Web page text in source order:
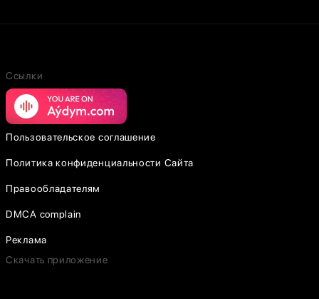
Ссылки
Пользовательское соглашение
Политика конфиденциальности Сайта
Правообладателям
DMCA complain
Реклама
Скачать приложение